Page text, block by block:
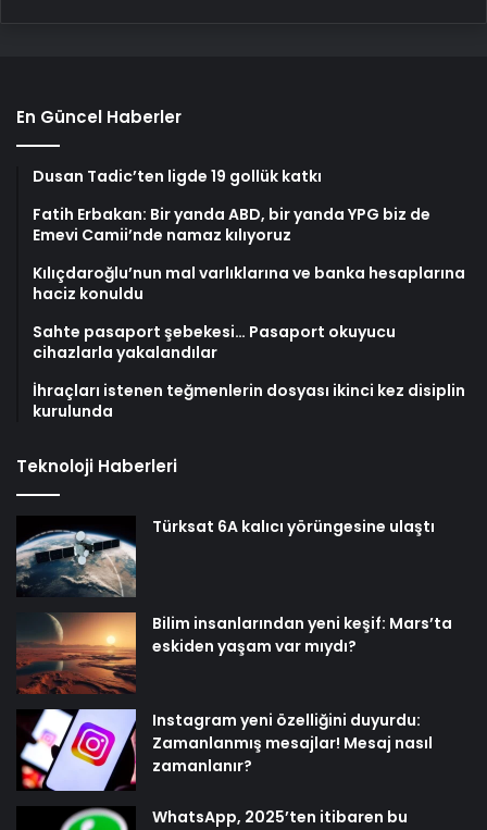
En Güncel Haberler
Dusan Tadic’ten ligde 19 gollük katkı
Fatih Erbakan: Bir yanda ABD, bir yanda YPG biz de
Emevi Camii’nde namaz kılıyoruz
Kılıçdaroğlu’nun mal varlıklarına ve banka hesaplarına
haciz konuldu
Sahte pasaport şebekesi… Pasaport okuyucu
cihazlarla yakalandılar
İhraçları istenen teğmenlerin dosyası ikinci kez disiplin
kurulunda
Teknoloji Haberleri
Türksat 6A kalıcı yörüngesine ulaştı
Bilim insanlarından yeni keşif: Mars’ta
eskiden yaşam var mıydı?
Instagram yeni özelliğini duyurdu:
Zamanlanmış mesajlar! Mesaj nasıl
zamanlanır?
WhatsApp, 2025’ten itibaren bu